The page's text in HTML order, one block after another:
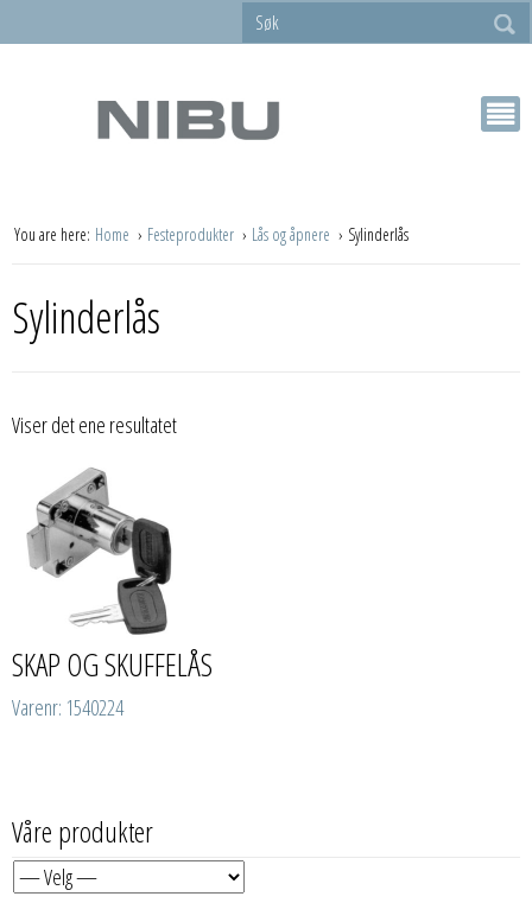
You are here: Home Festeprodukter Lås og åpnere Sylinderlås
Sylinderlås
Viser det ene resultatet
SKAP OG SKUFFELÅS
Varenr: 1540224
Våre produkter